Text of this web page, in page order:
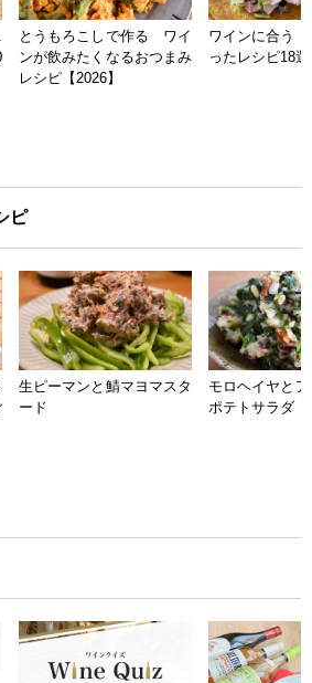
とうもろこしで作る ワイ
ンが飲みたくなるおつまみ
レシピ【2026】
ワインに合う
ったレシピ18
ピ
生ピーマンと鯖マヨマスタ
ード
モロヘイヤと
ポテトサラダ